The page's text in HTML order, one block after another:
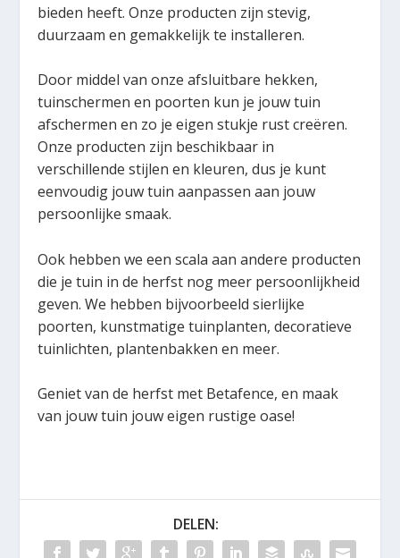
bieden heeft. Onze producten zijn stevig,
duurzaam en gemakkelijk te installeren.
Door middel van onze afsluitbare hekken,
tuinschermen en poorten kun je jouw tuin
afschermen en zo je eigen stukje rust creëren.
Onze producten zijn beschikbaar in
verschillende stijlen en kleuren, dus je kunt
eenvoudig jouw tuin aanpassen aan jouw
persoonlijke smaak.
Ook hebben we een scala aan andere producten
die je tuin in de herfst nog meer persoonlijkheid
geven. We hebben bijvoorbeeld sierlijke
poorten, kunstmatige tuinplanten, decoratieve
tuinlichten, plantenbakken en meer.
Geniet van de herfst met Betafence, en maak
van jouw tuin jouw eigen rustige oase!
DELEN: